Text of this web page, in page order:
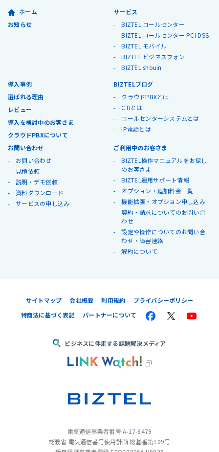
ホーム
お知らせ
サービス
BIZTEL コールセンター
BIZTEL コールセンター PCI DSS
BIZTEL モバイル
BIZTEL ビジネスフォン
BIZTEL shouin
導入事例
選ばれる理由
レビュー
導入を検討中のお客さま
クラウドPBXについて
BIZTELブログ
クラウドPBXとは
CTIとは
コールセンターシステムとは
IP電話とは
お問い合わせ
お問い合わせ
見積依頼
説明・デモ依頼
資料ダウンロード
サービスの申し込み
ご利用中のお客さま
BIZTEL操作マニュアルをお探し
のお客さま
BIZTEL運用サポート情報
オプション・追加料金一覧
機能拡張・オプション申し込み
契約・請求についてのお問い合
わせ
設定や操作についてのお問い合
わせ・障害連絡
解約について
サイトマップ 会社概要 利用規約
プライバシーポリシー
特商法に基づく表記
パートナーについて
ビジネスに伴走する課題解決メディア
電気通信事業者番号 A-17-8479
総務省 電気通信番号使用計画 総基番第109号